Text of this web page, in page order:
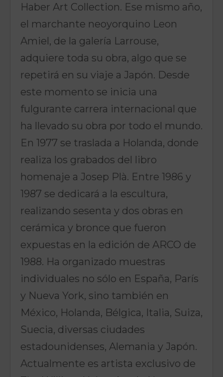
Haber Art Collection. Ese mismo año,
el marchante neoyorquino Leon
Amiel, de la galería Larrouse,
adquiere toda su obra, algo que se
repetirá en su viaje a Japón. Desde
este momento se inicia una
fulgurante carrera internacional que
ha llevado su obra por todo el mundo.
En 1977 se traslada a Holanda, donde
realiza los grabados del libro
homenaje a Josep Plà. Entre 1986 y
1987 se dedicará a la escultura,
realizando sesenta y dos obras en
cerámica y bronce que fueron
expuestas en la edición de ARCO de
1988. Ha organizado muestras
individuales no sólo en España, París
y Nueva York, sino también en
México, Holanda, Bélgica, Italia, Suiza,
Suecia, diversas ciudades
estadounidenses, Alemania y Japón.
Actualmente es artista exclusivo de